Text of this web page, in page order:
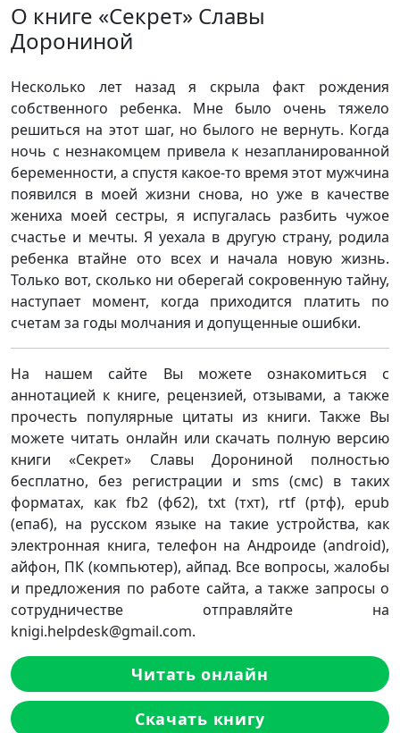
О книге «Секрет» Славы
Дорониной
Несколько лет назад я скрыла факт рождения
собственного ребенка. Мне было очень тяжело
решиться на этот шаг, но былого не вернуть. Когда
ночь с незнакомцем привела к незапланированной
беременности, а спустя какое-то время этот мужчина
появился в моей жизни снова, но уже в качестве
жениха моей сестры, я испугалась разбить чужое
счастье и мечты. Я уехала в другую страну, родила
ребенка втайне ото всех и начала новую жизнь.
Только вот, сколько ни оберегай сокровенную тайну,
наступает момент, когда приходится платить по
счетам за годы молчания и допущенные ошибки.
На нашем сайте Вы можете ознакомиться с
аннотацией к книге, рецензией, отзывами, а также
прочесть популярные цитаты из книги. Также Вы
можете читать онлайн или скачать полную версию
книги «Секрет» Славы Дорониной полностью
бесплатно, без регистрации и sms (смс) в таких
форматах, как fb2 (фб2), txt (тхт), rtf (ртф), epub
(епаб), на русском языке на такие устройства, как
электронная книга, телефон на Андроиде (android),
айфон, ПК (компьютер), айпад. Все вопросы, жалобы
и предложения по работе сайта, а также запросы о
сотрудничестве отправляйте на
knigi.helpdesk@gmail.com.
Читать онлайн
Скачать книгу